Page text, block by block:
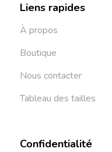
Liens rapides
À propos
Boutique
Nous contacter
Tableau des tailles
Confidentialité